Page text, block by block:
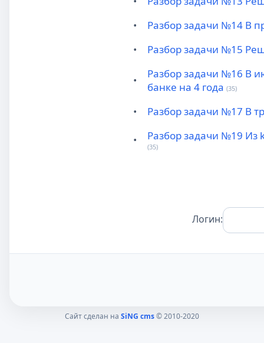
•
Разбор задачи №14 В
•
Разбор задачи №15
•
Разбор задачи №16 В
банке на 4 года (35)
• Разбор задачи №17 В
• Разбор задачи №19 Из
(35)
Логин:
Сайт сделан на SiNG cms© 2010-2020